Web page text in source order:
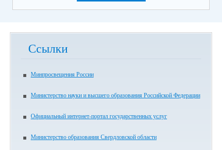
Ссылки
Минпросвещения России
Министерство науки и высшего образования Российской Федерации
Официальный интернет-портал государственных услуг
Министерство образования Свердловской области